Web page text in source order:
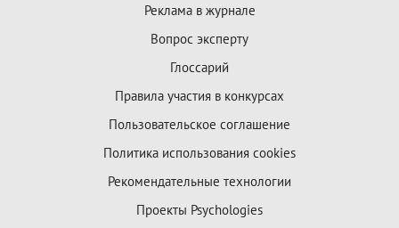
Реклама в журнале
Вопрос эксперту
Глоссарий
Правила участия в конкурсах
Пользовательское соглашение
Политика использования cookies
Рекомендательные технологии
Проекты Psychologies